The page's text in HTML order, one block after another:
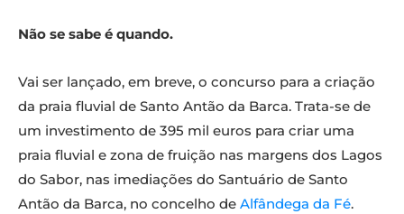
Não se sabe é quando.
Vai ser lançado, em breve, o concurso para a criação
da praia fluvial de Santo Antão da Barca. Trata-se de
um investimento de 395 mil euros para criar uma
praia fluvial e zona de fruição nas margens dos Lagos
do Sabor, nas imediações do Santuário de Santo
Antão da Barca, no concelho de Alfândega da Fé.